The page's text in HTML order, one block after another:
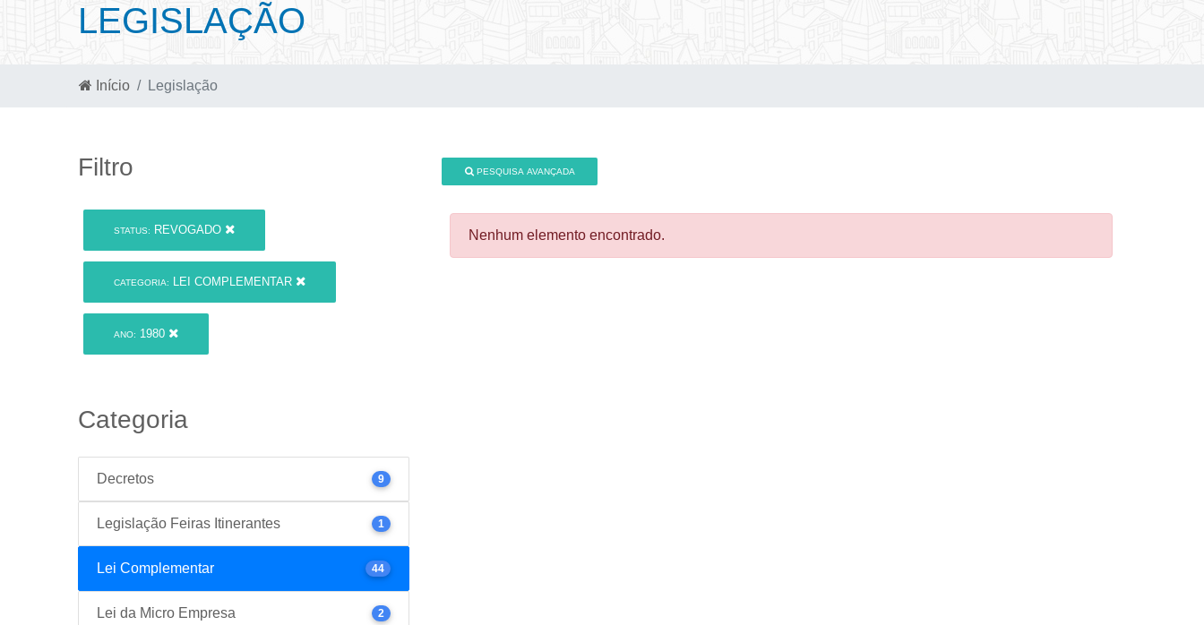
LEGISLAÇÃO
Início Legislação
Filtro
STATUS: REVOGADO
CATEGORIA: LEI COMPLEMENTAR
ANO: 1980
Categoria
Decretos 9
Legislação Feiras Itinerantes 1
Lei Complementar 44
Lei da Micro Empresa 2
PESQUISA AVANÇADA
Nenhum elemento encontrado.